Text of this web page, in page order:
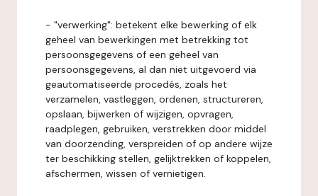
- "verwerking": betekent elke bewerking of elk
geheel van bewerkingen met betrekking tot
persoonsgegevens of een geheel van
persoonsgegevens, al dan niet uitgevoerd via
geautomatiseerde procedés, zoals het
verzamelen, vastleggen, ordenen, structureren,
opslaan, bijwerken of wijzigen, opvragen,
raadplegen, gebruiken, verstrekken door middel
van doorzending, verspreiden of op andere wijze
ter beschikking stellen, gelijktrekken of koppelen,
afschermen, wissen of vernietigen.